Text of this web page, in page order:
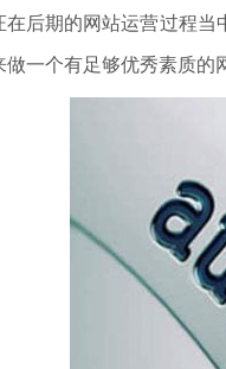
在后期的网站运营过程
做一个有足够优秀素质的